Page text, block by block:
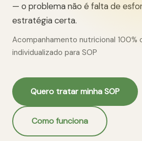
— o problema não é falta de
estratégia certa.
Acompanhamento nutricional 100%
individualizado para SOP
Quero tratar minha SOP
Como funciona